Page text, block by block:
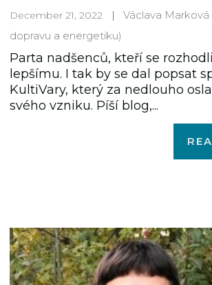
December 21, 2022 Václava Marková
dopravu a energetiku)
Parta nadšenců, kteří se
lepšímu. I tak by se dal popsat
KultiVary, který za nedlouho
svého vzniku. Píší blog,...